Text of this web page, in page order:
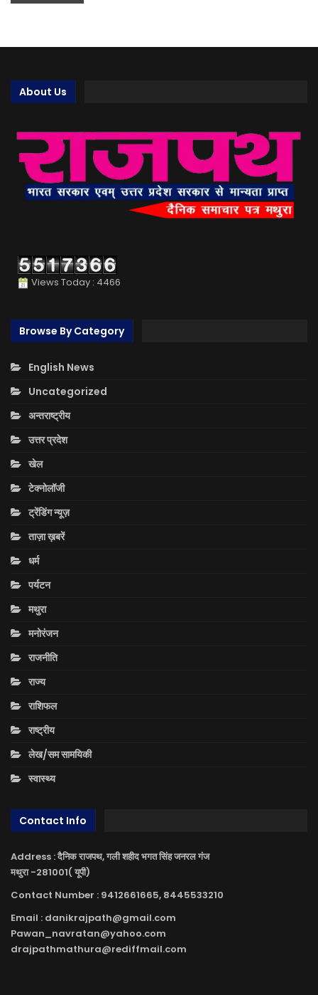
About Us
Views Today : 4466
Browse By Category
English News
Uncategorized
अन्तराष्ट्रीय
उत्तर प्रदेश
खेल
टेक्नोलॉजी
ट्रेंडिंग न्यूज़
ताज़ा ख़बरें
धर्म
पर्यटन
मथुरा
मनोरंजन
राजनीति
राज्य
राशिफल
राष्ट्रीय
लेख/सम सामयिकी
स्वास्थ्य
Contact Info
Address : दैनिक राजपथ, गली शहीद भगत सिंह जनरल गंज
मथुरा -281001( यूपी)
Contact Number : 9412661665, 8445533210
Email : danikrajpath@gmail.com
Pawan_navratan@yahoo.com
drajpathmathura@rediffmail.com